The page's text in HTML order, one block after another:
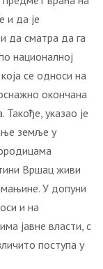
и да је
да сматра да га
националној
се односи на
окончана
указао је
земље у
Вршац живи
У допуни
и на
јавне власти, с
поступа у